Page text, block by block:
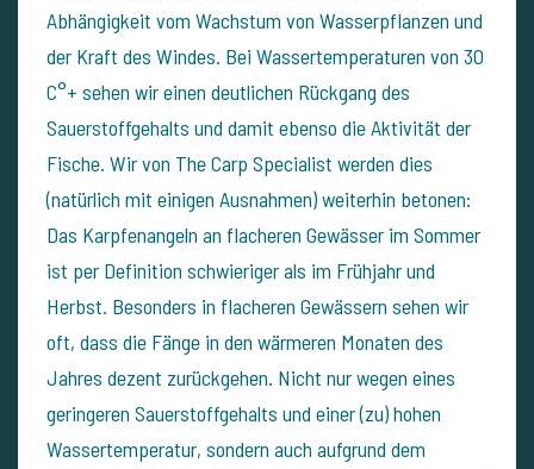
Abhängigkeit vom Wachstum von Wasserpflanzen und
der Kraft des Windes. Bei Wassertemperaturen von 30
C°+ sehen wir einen deutlichen Rückgang des
Sauerstoffgehalts und damit ebenso die Aktivität der
Fische. Wir von The Carp Specialist werden dies
(natürlich mit einigen Ausnahmen) weiterhin betonen:
Das Karpfenangeln an flacheren Gewässer im Sommer
ist per Definition schwieriger als im Frühjahr und
Herbst. Besonders in flacheren Gewässern sehen wir
oft, dass die Fänge in den wärmeren Monaten des
Jahres dezent zurückgehen. Nicht nur wegen eines
geringeren Sauerstoffgehalts und einer (zu) hohen
Wassertemperatur, sondern auch aufgrund dem